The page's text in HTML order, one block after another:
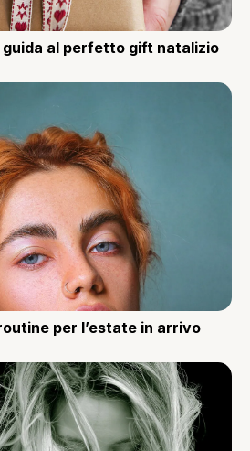
guida al perfetto gift natalizio
per l’estate in arrivo